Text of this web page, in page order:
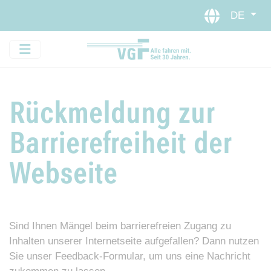
Direkt zur Hauptnavigation
Direkt zum Inhalt springen
Webseiten-Barriere melden
DE
Rückmeldung zur
Barrierefreiheit der
Webseite
Sind Ihnen Mängel beim barrierefreien Zugang zu
Inhalten unserer Internetseite aufgefallen? Dann nutzen
Sie unser Feedback-Formular, um uns eine Nachricht